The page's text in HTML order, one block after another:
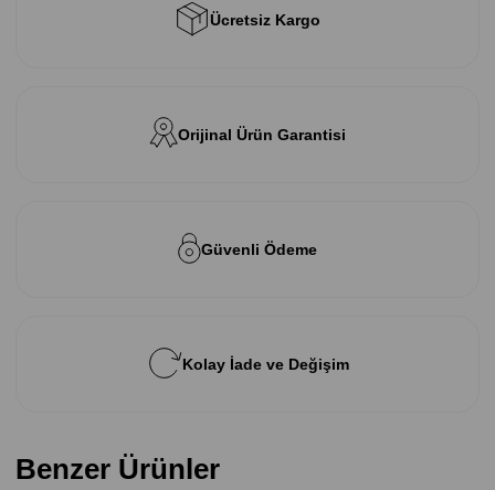
Ücretsiz Kargo
Orijinal Ürün Garantisi
Güvenli Ödeme
Kolay İade ve Değişim
Benzer Ürünler